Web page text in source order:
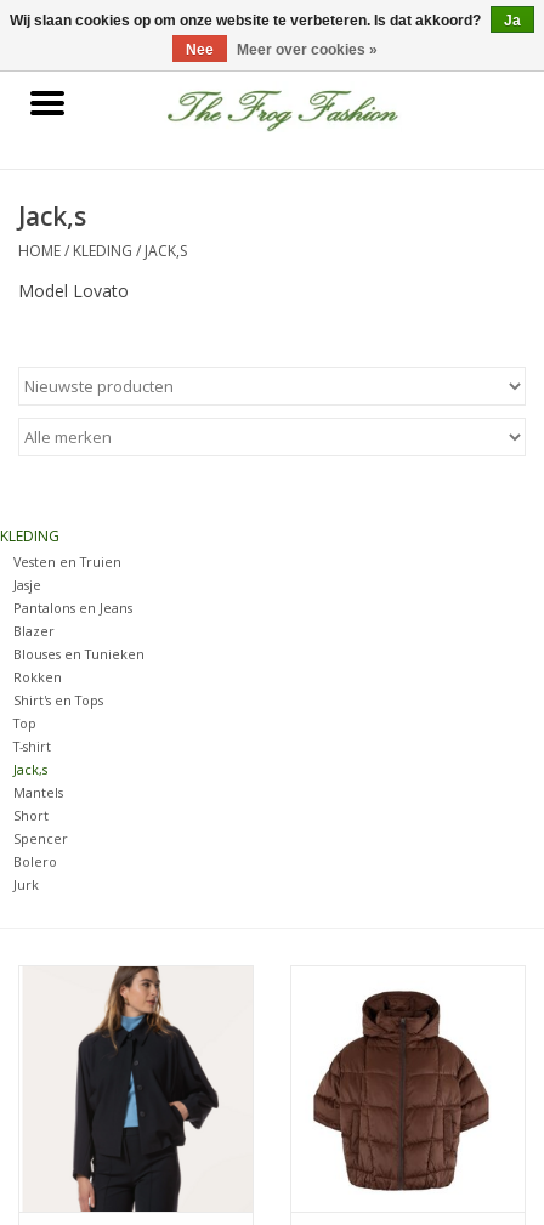
0 Artikelen - €0,00
Home
Nieuwe collectie
Accessoires
Schoenen
Merken
Jack,s
HOME/ KLEDING / JACK,S
Model Lovato
KLEDING
Vesten en Truien
Jasje
Pantalons en Jeans
Blazer
Blouses en Tunieken
Rokken
Shirt's en Tops
Top
T-shirt
Jack,s
Mantels
Short
Spencer
Bolero
Jurk
Wij slaan cookies op om onze website te verbeteren. Is dat akkoord?
Ja
Nee
Meer over cookies »